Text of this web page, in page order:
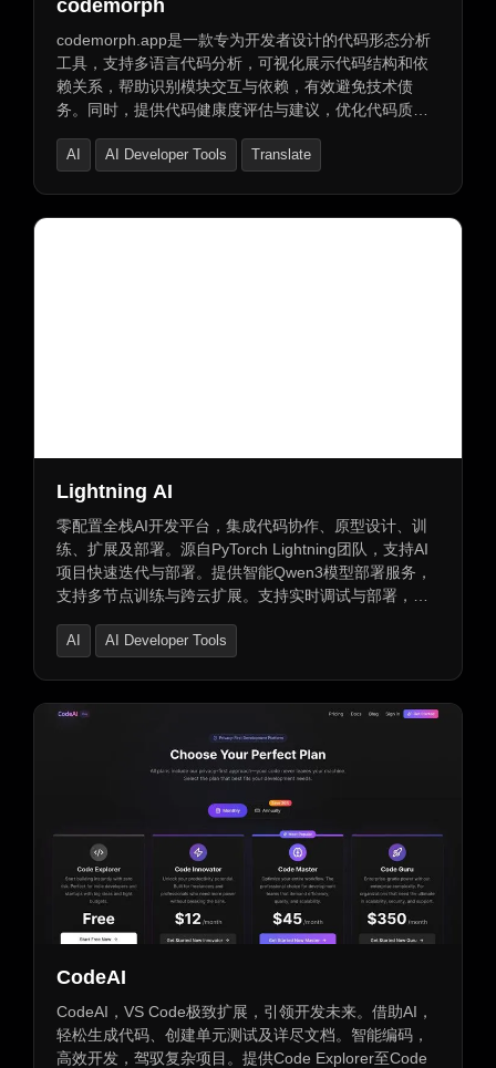
codemorph
codemorph.app是一款专为开发者设计的代码形态分析
工具，支持多语言代码分析，可视化展示代码结构和依
赖关系，帮助识别模块交互与依赖，有效避免技术债
务。同时，提供代码健康度评估与建议，优化代码质
codemorph.app都是掌握代码全貌的理想工具。
AI AI Developer Tools Translate
Lightning AI
零配置全栈AI开发平台，集成代码协作、原型设计、训
练、扩展及部署。源自PyTorch Lightning团队，支持AI
项目快速迭代与部署。提供智能Qwen3模型部署服务，
支持多节点训练与跨云扩展。支持实时调试与部署，集
模型评估，优化数据集。提供自定义镜像、基础设施控
AI
AI Developer Tools
CodeAI
CodeAI，VS Code极致扩展，引领开发未来。借助AI，
轻松生成代码、创建单元测试及详尽文档。智能编码，
高效开发，驾驭复杂项目。提供Code Explorer至Code